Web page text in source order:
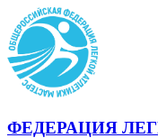
ФЕДЕРАЦИЯ